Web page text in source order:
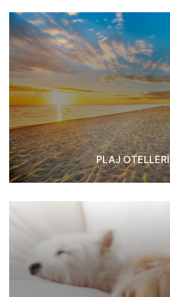
PLAJ OTELLERI